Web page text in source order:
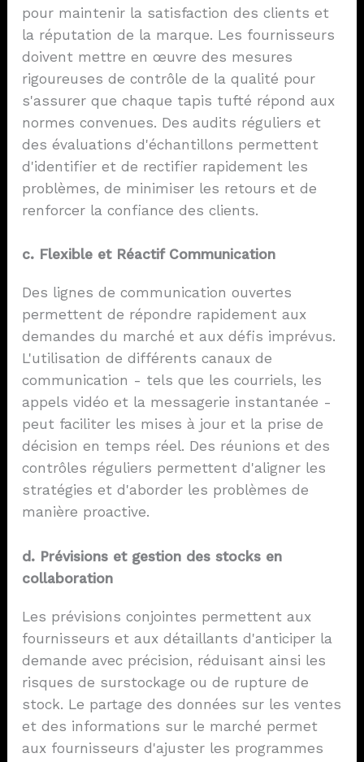
pour maintenir la satisfaction des clients et
la réputation de la marque. Les fournisseurs
doivent mettre en œuvre des mesures
rigoureuses de contrôle de la qualité pour
s'assurer que chaque tapis tufté répond aux
normes convenues. Des audits réguliers et
des évaluations d'échantillons permettent
d'identifier et de rectifier rapidement les
problèmes, de minimiser les retours et de
renforcer la confiance des clients.
c. Flexible et RéactifCommunication
Des lignes de communication ouvertes
permettent de répondre rapidement aux
demandes du marché et aux défis imprévus.
L'utilisation de différents canaux de
communication - tels que les courriels, les
appels vidéo et la messagerie instantanée -
peut faciliter les mises à jour et la prise de
décision en temps réel. Des réunions et des
contrôles réguliers permettent d'aligner les
stratégies et d'aborder les problèmes de
manière proactive.
d. Prévisions et gestion des stocks en
collaboration
Les prévisions conjointes permettent aux
fournisseurs et aux détaillants d'anticiper la
demande avec précision, réduisant ainsi les
risques de surstockage ou de rupture de
stock. Le partage des données sur les ventes
et des informations sur le marché permet
aux fournisseurs d'ajuster les programmes